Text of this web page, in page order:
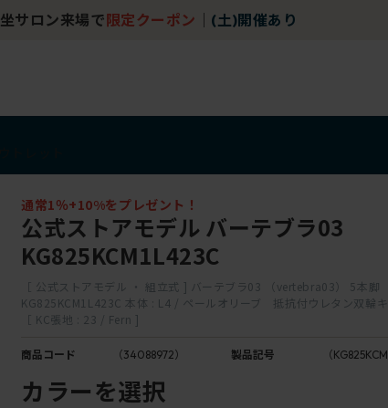
坐サロン来場で 限定クーポン (土)開催あり
通常1％+10%をプレゼント！
公式ストアモデル バーテブラ03
KG825KCM1L423C
［ 公式ストアモデル ・ 組立式 ] バーテブラ03 （vertebra03） 5本脚
KG825KCM1L423C 本体 : L4 / ペールオリーブ 抵抗付ウレタン双輪
［ KC張地 : 23 / Fern ]
商品コード （34088972） 製品記号 （
カラーを選択